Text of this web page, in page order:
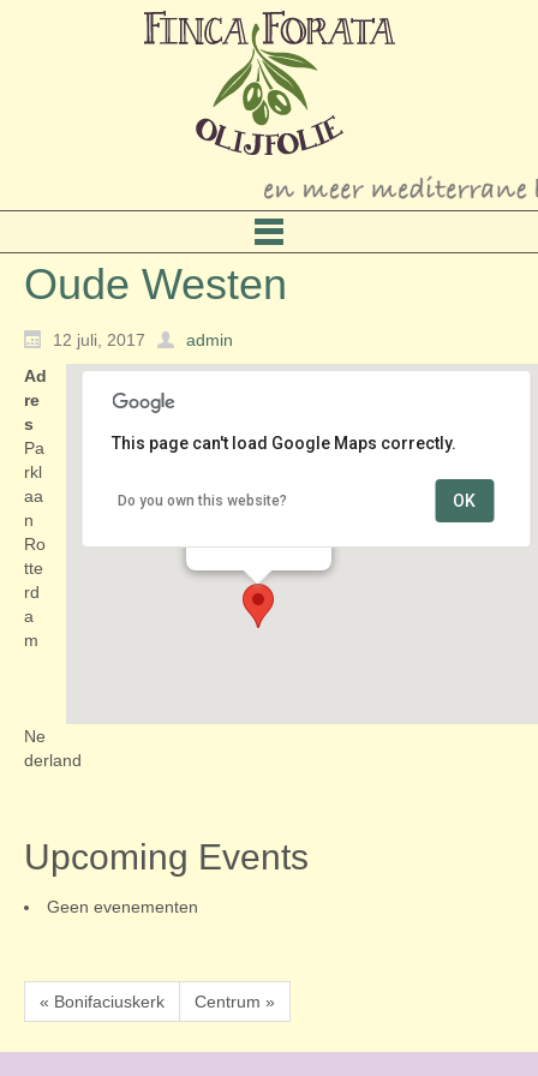
Oude Westen
12 juli, 2017 admin
Oude Westen
This page can't load Google Maps correctly.
Do you own this website? OK
Ad
re
s
Pa
rkl
aa
n
Ro
tte
rd
a
m
Ne
derland
Upcoming Events
Geen evenementen
« Bonifaciuskerk Centrum »